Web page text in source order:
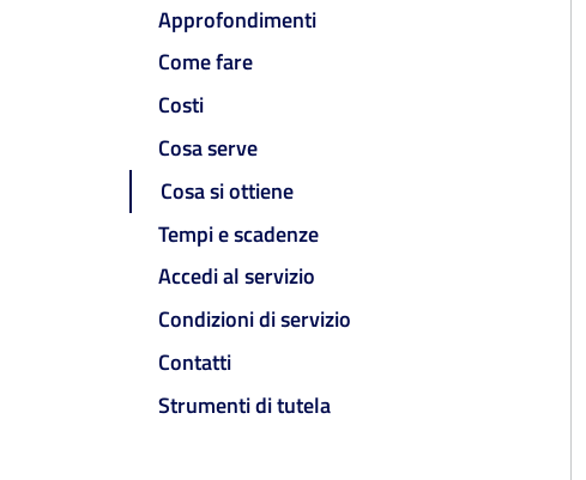
Approfondimenti
Come fare
Costi
Cosa serve
Cosa si ottiene
Tempi e scadenze
Accedi al servizio
Condizioni di servizio
Contatti
Strumenti di tutela